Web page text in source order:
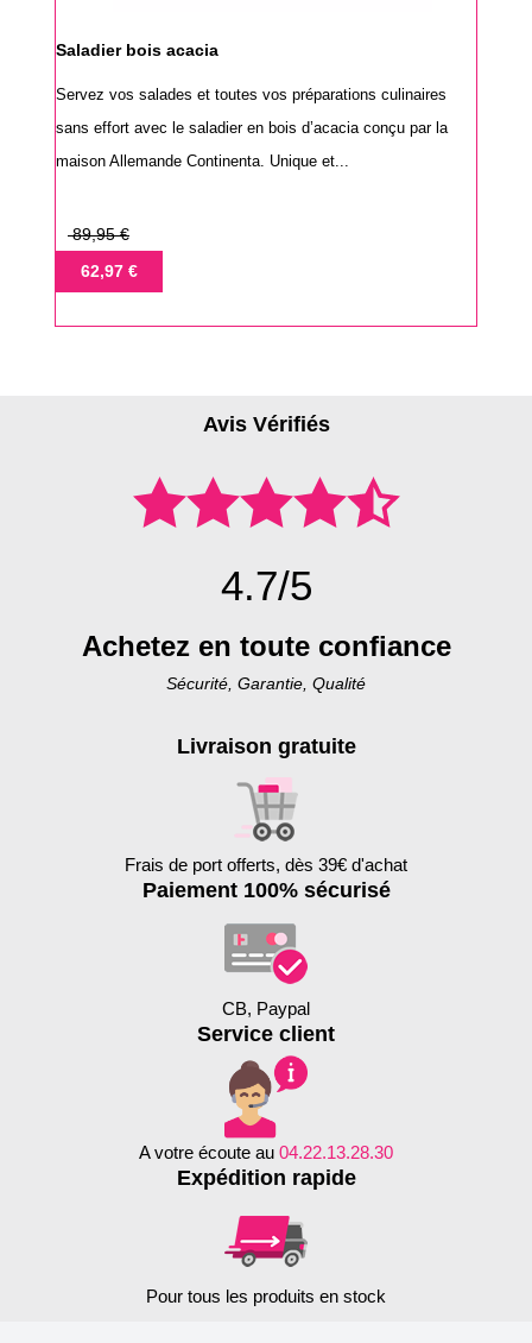
Saladier bois acacia
Servez vos salades et toutes vos préparations culinaires
sans effort avec le saladier en bois d’acacia conçu par la
maison Allemande Continenta. Unique et...
Prix
base
89,95 €
Prix62,97 €
Avis Vérifiés
4.7/5
Achetez en toute confiance
Sécurité, Garantie, Qualité
Livraison gratuite
Frais de port offerts, dès 39€ d'achat
Paiement 100% sécurisé
CB, Paypal
Service client
A votre écoute au 04.22.13.28.30
Expédition rapide
Pour tous les produits en stock